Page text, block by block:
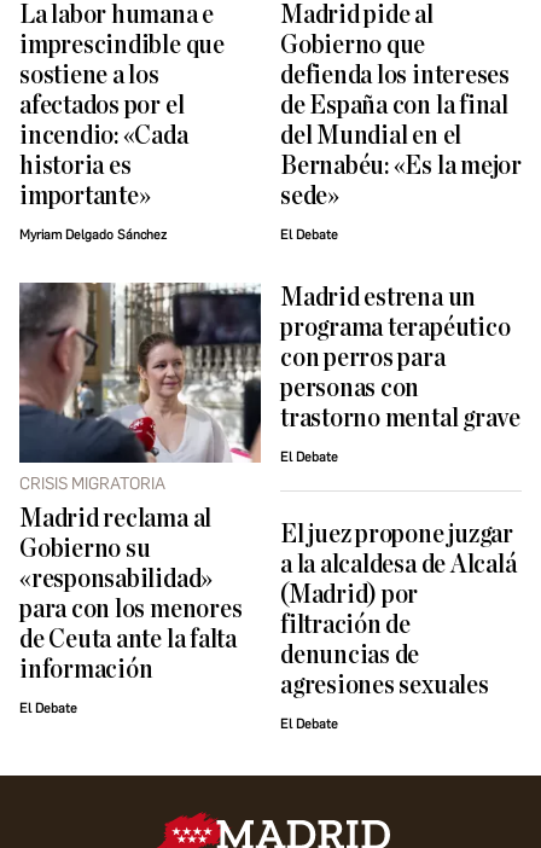
La labor humana e
imprescindible que
sostiene a los
afectados por el
incendio: «Cada
historia es
importante»
Myriam Delgado Sánchez
Madrid pide al
Gobierno que
defienda los intereses
de España con la final
del Mundial en el
Bernabéu: «Es la mejor
sede»
El Debate
CRISIS MIGRATORIA
Madrid reclama al
Gobierno su
«responsabilidad»
para con los menores
de Ceuta ante la falta
información
El Debate
Madrid estrena un
programa terapéutico
con perros para
personas con
trastorno mental grave
El Debate
El juez propone juzgar
a la alcaldesa de Alcalá
(Madrid) por
filtración de
denuncias de
agresiones sexuales
El Debate